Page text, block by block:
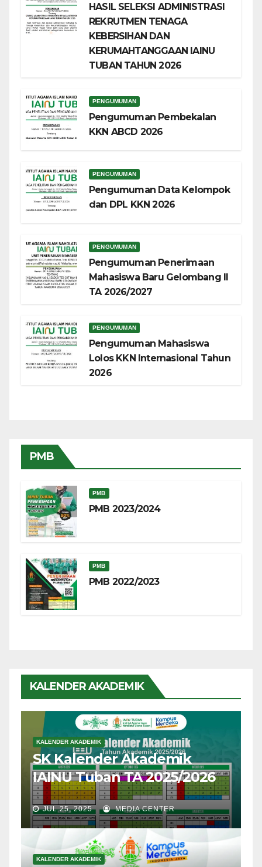
HASIL SELEKSI ADMINISTRASI
REKRUTMEN TENAGA
KEBERSIHAN DAN
KERUMAHTANGGAAN IAINU
TUBAN TAHUN 2026
PENGUMUMAN
Pengumuman Pembekalan
KKN ABCD 2026
PENGUMUMAN
Pengumuman Data Kelompok
dan DPL KKN 2026
PENGUMUMAN
Pengumuman Penerimaan
Mahasiswa Baru Gelombang II
TA 2026/2027
PENGUMUMAN
Pengumuman Mahasiswa
Lolos KKN Internasional Tahun
2026
PMB
PMB
PMB 2023/2024
PMB
PMB 2022/2023
KALENDER AKADEMIK
KALENDER AKADEMIK
SK Kalender Akademik
IAINU Tuban TA 2025/2026
JUL 25, 2025 MEDIA CENTER
KALENDER AKADEMIK